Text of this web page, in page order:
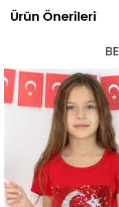
Ürün Önerileri